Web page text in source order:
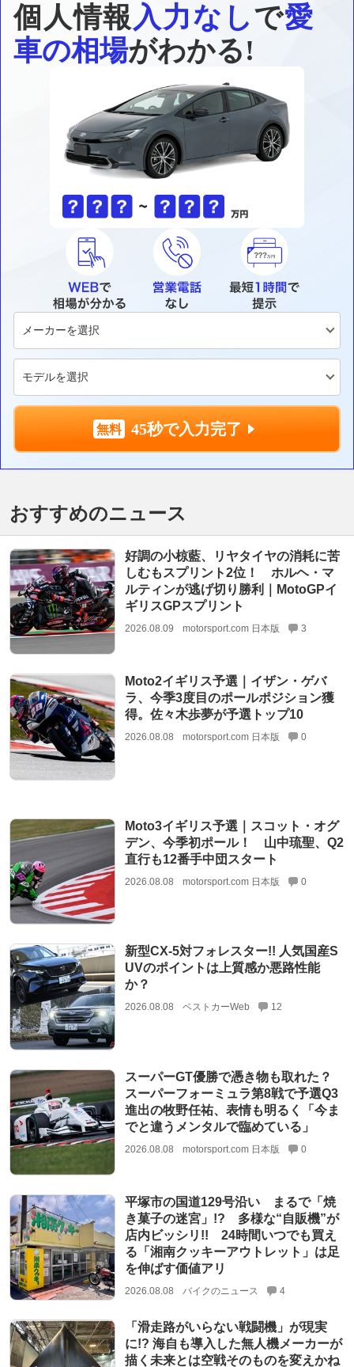
個人情報 入力なしで愛
車の相場がわかる!
45秒で入力完了
おすすめのニュース
好調の小椋藍、リヤタイヤの消耗に苦
しむもスプリント2位！ ホルヘ・マ
ルティンが逃げ切り勝利｜MotoGPイ
ギリスGPスプリント
2026.08.09 motorsport.com 日本版 3
Moto2イギリス予選｜イザン・ゲバ
ラ、今季3度目のポールポジション獲
得。佐々木歩夢が予選トップ10
2026.08.08 motorsport.com 日本版 0
Moto3イギリス予選｜スコット・オグ
デン、今季初ポール！ 山中琉聖、Q2
直行も12番手中団スタート
2026.08.08 motorsport.com 日本版 0
新型CX-5対フォレスター!! 人気国産S
UVのポイントは上質感か悪路性能
か？
2026.08.08 ベストカーWeb 12
スーパーGT優勝で憑き物も取れた？
スーパーフォーミュラ第8戦で予選Q3
進出の牧野任祐、表情も明るく「今ま
でと違うメンタルで臨めている」
2026.08.08 motorsport.com 日本版 0
平塚市の国道129号沿い まるで「焼
き菓子の迷宮」!? 多様な“自販機”が
店内ビッシリ!! 24時間いつでも買え
る「湘南クッキーアウトレット」は足
を伸ばす価値アリ
2026.08.08 バイクのニュース 4
「滑走路がいらない戦闘機」が現実
に!? 海自も導入した無人機メーカーが
描く未来とは空戦そのものを変えかね